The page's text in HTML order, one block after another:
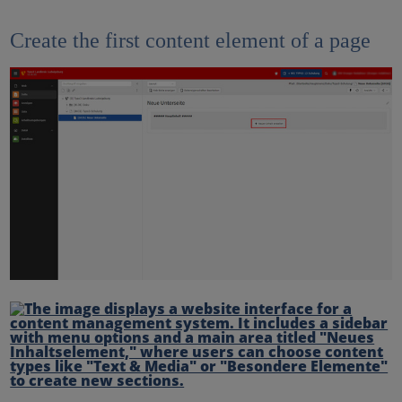
Create the first content element of a page